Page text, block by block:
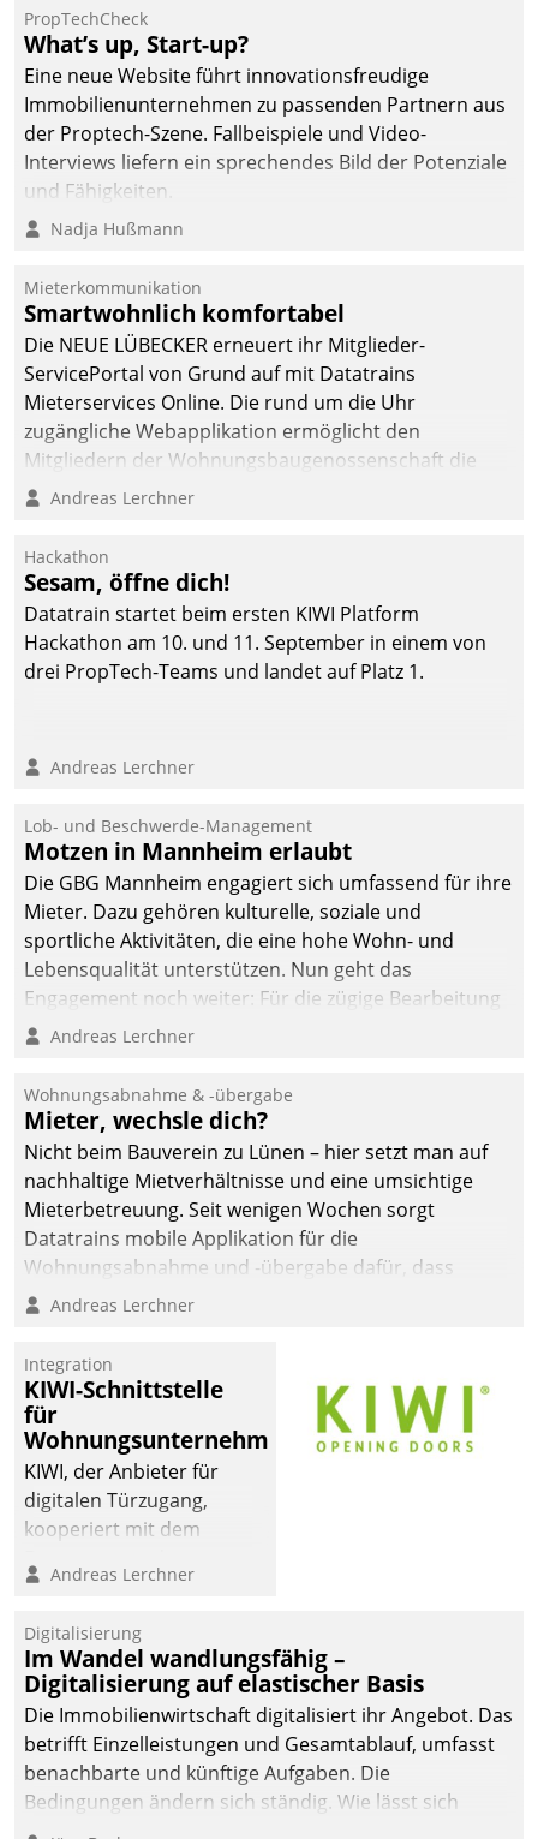
dafür ein Team
bestehend aus
Wohnungsunternehmen
und PropTech.
PropTechCheck
What’s up, Start-up?
Eine neue Website führt innovationsfreudige
Immobilienunternehmen zu passenden Partnern aus
der Proptech-Szene. Fallbeispiele und Video-
Interviews liefern ein sprechendes Bild der Potenziale
und Fähigkeiten.
Nadja Hußmann
Mieterkommunikation
Smartwohnlich komfortabel
Die NEUE LÜBECKER erneuert ihr Mitglieder-
ServicePortal von Grund auf mit Datatrains
Mieterservices Online. Die rund um die Uhr
zugängliche Webapplikation ermöglicht den
Mitgliedern der Wohnungs­bau­genossenschaft die
Kontaktaufnahme per Smartphone, Tablet oder PC.
Andreas Lerchner
Hackathon
Sesam, öffne dich!
Datatrain startet beim ersten KIWI Platform
Hackathon am 10. und 11. September in einem von
drei PropTech-Teams und landet auf Platz 1.
Andreas Lerchner
Lob- und Beschwerde-Management
Motzen in Mannheim erlaubt
Die GBG Mannheim engagiert sich umfassend für ihre
Mieter. Dazu gehören kulturelle, soziale und
sportliche Aktivitäten, die eine hohe Wohn- und
Lebensqualität unterstützen. Nun geht das
Engagement noch weiter: Für die zügige Bearbeitung
von Beschwerden – oder Lob – richtet das
und Beschwerde-Management einen eigenen Kanal
ein.
Andreas Lerchner
Wohnungsabnahme & -übergabe
Mieter, wechsle dich?
Nicht beim Bauverein zu Lünen – hier setzt man auf
nachhaltige Mietverhältnisse und eine umsichtige
Mieterbetreuung. Seit wenigen Wochen sorgt
Datatrains mobile Applikation für die
Wohnungsabnahme und -übergabe dafür, dass
Mieter wohlgeordnet kommen und, so es sein muss,
Andreas Lerchner
Integration
KIWI-Schnittstelle
für
Wohnungsunternehmen
KIWI, der Anbieter für
digitalen Türzugang,
kooperiert mit dem
Softwareentwicklungshaus
Andreas Lerchner
Digitalisierung
Im Wandel wandlungsfähig –
Digitalisierung auf elastischer Basis
Die Immobilienwirtschaft digitalisiert ihr Angebot. Das
betrifft Einzelleistungen und Gesamtablauf, umfasst
benachbarte und künftige Aufgaben. Die
Bedingungen ändern sich ständig. Wie lässt sich
technisch die Kontrolle wahren und zugleich Freiraum